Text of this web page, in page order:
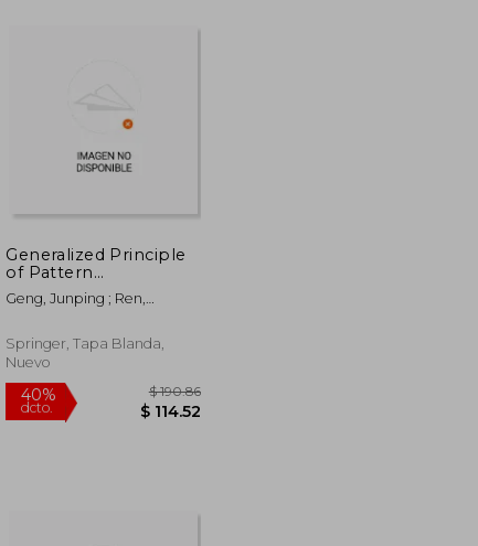
Generalized Principle
of Pattern
Multiplication and Its
Applications (en
Geng, Junping ; Ren,
Springer, Tapa Blanda,
Nuevo